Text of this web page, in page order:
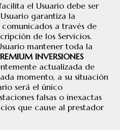
el Usuario debe ser
garantiza la
a través de
de los Servicios.
mantener toda la
INVERSIONES
actualizada de
momento, a su situación
será el único
falsas o inexactas
que cause al prestador